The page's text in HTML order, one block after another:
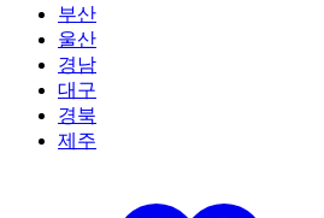
부산
울산
경남
대구
경북
제주